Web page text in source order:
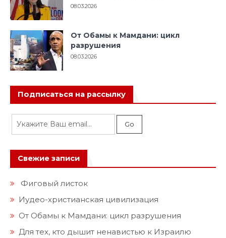
08.03.2026
От Обамы к Мамдани: цикл
разрушения
08.03.2026
Подписаться на рассылку
Свежие записи
Фиговый листок
Иудео-христианская цивилизация
От Обамы к Мамдани: цикл разрушения
Для тех, кто дышит ненавистью к Израилю